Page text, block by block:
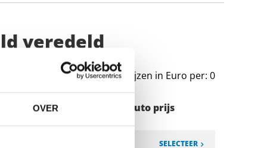
OVER
veredeld
Prijzen in Euro per: 0
Stuks gewicht in kg Bruto prijs
SELECTEER